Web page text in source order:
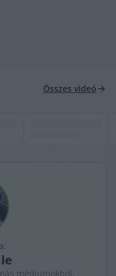
Összes videó
médiumokból,